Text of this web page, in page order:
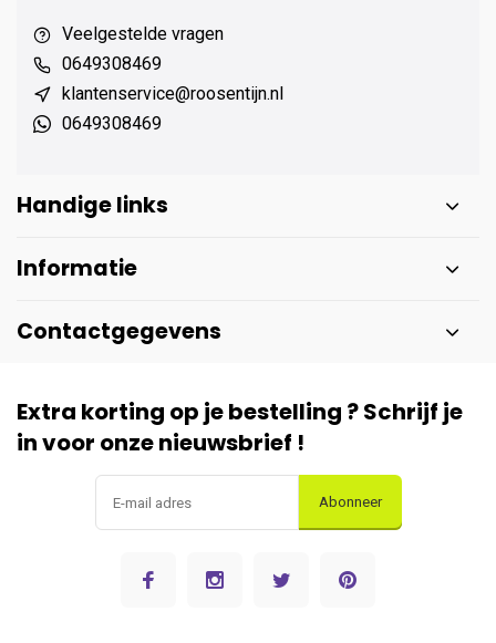
Veelgestelde vragen
0649308469
klantenservice@roosentijn.nl
0649308469
Handige links
Informatie
Contactgegevens
Extra korting op je bestelling ? Schrijf je
in voor onze nieuwsbrief !
Abonneer